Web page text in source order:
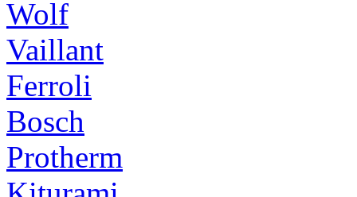
Wolf
Vaillant
Ferroli
Bosch
Protherm